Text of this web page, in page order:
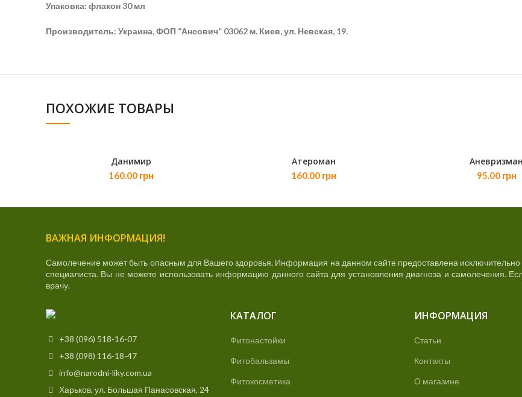
Упаковка: флакон 30 мл
Производитель: Украина, ФОП ”Ансович” 03062 м. Киев, ул. Невская, 19.
ПОХОЖИЕ ТОВАРЫ
В КОРЗИНУ
Данимир
160.00 грн
В КОРЗИНУ
Атероман
160.00 грн
В КОРЗИНУ
Аневризман
95.00 грн
ВАЖНАЯ ИНФОРМАЦИЯ!
Самолечение может быть опасным для Вашего здоровья. Информация на данном сайте предоставлена исключительно
специалиста. Вы не можете использовать информацию данного сайта для установления диагноза и самолечения.
врачу.
+38 (096) 518-16-07
+38 (098) 116-18-47
info@narodni-liky.com.ua
Харьков, ул. Большая Панасовская, 24
КАТАЛОГ
Фитонастойки
Фитобальзамы
Фитокосметика
ИНФОРМАЦИЯ
Статьи
Контакты
О магазине